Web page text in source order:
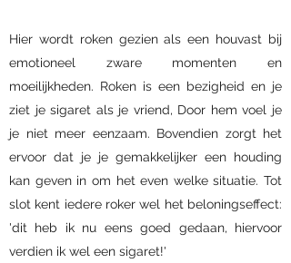
Hier wordt roken gezien als een houvast bij
emotioneel zware momenten en
moeilijkheden. Roken is een bezigheid en je
ziet je sigaret als je vriend, Door hem voel je
je niet meer eenzaam. Bovendien zorgt het
ervoor dat je je gemakkelijker een houding
kan geven in om het even welke situatie. Tot
slot kent iedere roker wel het beloningseffect:
'dit heb ik nu eens goed gedaan, hiervoor
verdien ik wel een sigaret!'​